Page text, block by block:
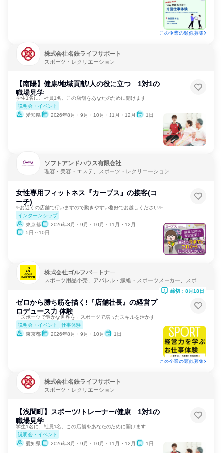
この企業の類似募集
株式会社名鉄ライフサポート
スポーツ・レクリエーション
【南陽】健康/地域貢献/人の役に立つ 1対1の
職場見学
学生1名に、社員1名。この店舗をあなたのために開けます
説明会・イベント
愛知県
2026年8月・9月・10月・11月・12月 1日
ソフトアンドハウス有限会社
理容・美容・エステ、スポーツ・レクリエーション
女性専用フィットネス『カーブス』の接客(コ
ーチ)
✨お近くの店舗で行いますので動きやすい格好でお越しください✨
インターンシップ
東京都
2026年8月・9月・10月・11月・12月
5日～10日
株式会社ゴルフパートナー
スポーツ用品小売、アパレル・繊維・スポーツメーカー、スポー
ゼロから勝ち筋を描く!『店舗社長』の経営プ
ロデュース力 体験
「スポーツで豊かな世界を」スポーツで培ったスキルを活かす
説明会・イベント
仕事体験
東京都
2026年8月・9月・10月 1日
締切：8月18日
この企業の類似募集
株式会社名鉄ライフサポート
スポーツ・レクリエーション
【浅間町】スポーツ/トレーナー/健康 1対1の
職場見学
学生1名に、社員1名。この店舗をあなたのために開けます
説明会・イベント
愛知県
2026年8月・9月・10月・11月・12月 1日